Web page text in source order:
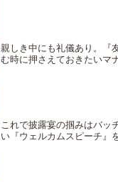
親しき中にも礼儀あり。『
む時に押さえておきたいマ
これで披露宴の掴みはバッ
い『ウェルカムスピーチ』